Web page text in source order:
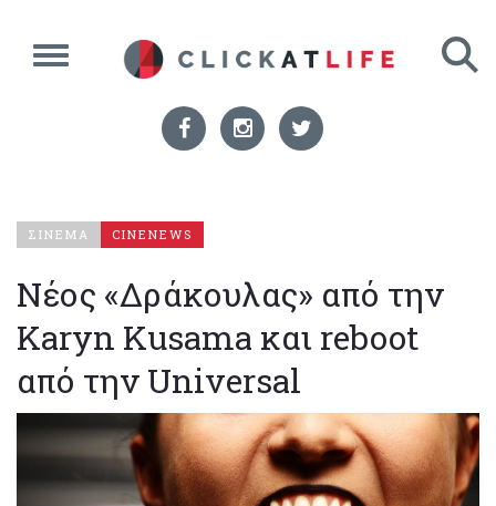
ΣΙΝΕΜΑ CINENEWS
Νέος «Δράκουλας» από την
Karyn Kusama και reboot
από την Universal